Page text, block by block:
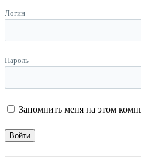
Логин
Пароль
Запомнить меня на этом